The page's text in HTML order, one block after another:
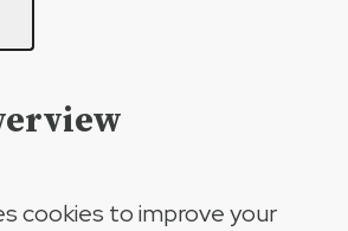
cookies to improve your